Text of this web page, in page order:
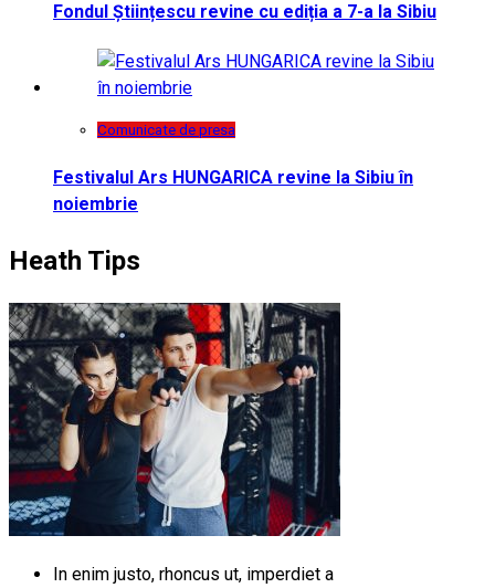
Fondul Științescu revine cu ediția a 7-a la Sibiu
Comunicate de presa
Festivalul Ars HUNGARICA revine la Sibiu în
noiembrie
Heath Tips
In enim justo, rhoncus ut, imperdiet a